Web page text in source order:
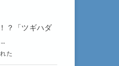
？「ツギハダ
た